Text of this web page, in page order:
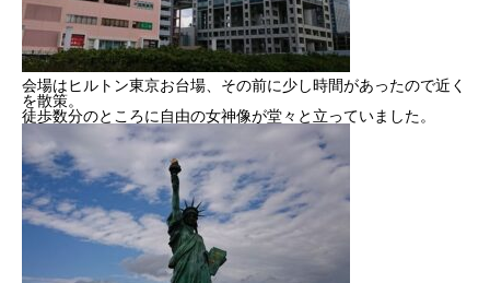
会場はヒルトン東京お台場、その前に少し時間があったので近く
を散策。
徒歩数分のところに自由の女神像が堂々と立っていました。